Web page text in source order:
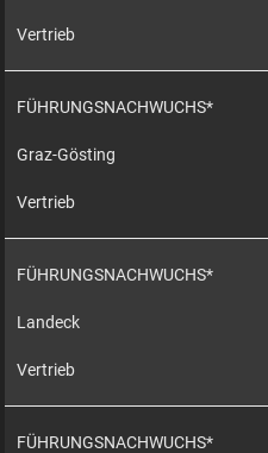
Vertrieb
FÜHRUNGSNACHWUCHS*
Graz-Gösting
Vertrieb
FÜHRUNGSNACHWUCHS*
Landeck
Vertrieb
FÜHRUNGSNACHWUCHS*